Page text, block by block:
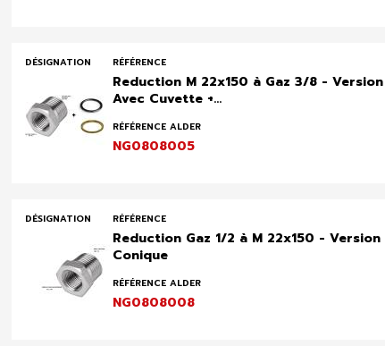
DÉSIGNATION RÉFÉRENCE
Reduction M 22x150 à Gaz 3/8 - Version
Avec Cuvette +...
RÉFÉRENCE ALDER
NG0808005
DÉSIGNATION RÉFÉRENCE
Reduction Gaz 1/2 à M 22x150 - Version
Conique
RÉFÉRENCE ALDER
NG0808008